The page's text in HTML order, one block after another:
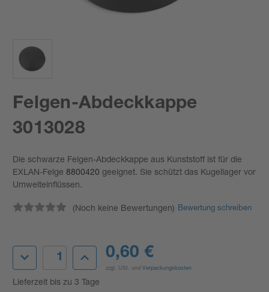
Felgen-Abdeckkappe
3013028
Die schwarze Felgen-Abdeckkappe aus Kunststoff ist für die
EXLAN-Felge 8800420 geeignet. Sie schützt das Kugellager vor
Umwelteinflüssen.
(Noch keine Bewertungen) Bewertung schreiben
Aktueller
Lagerbestand:
Menge
von
Felgen-
Abdeckkappe
3013028
von
Felgen-
Abdeckkappe
3013028
0,60 €
zzgl. USt. und Verpackungskosten
Lieferzeit bis zu 3 Tage